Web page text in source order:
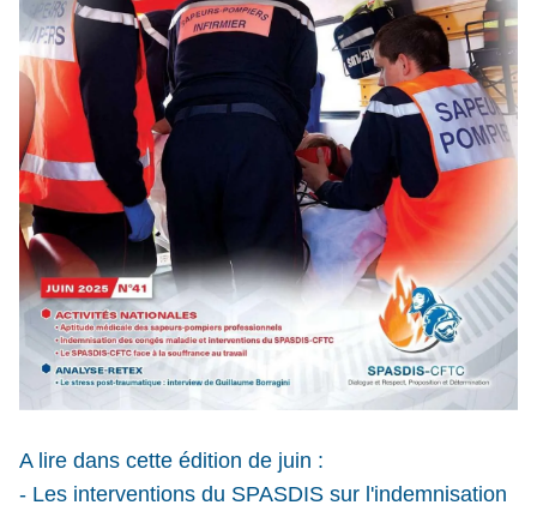
A lire dans cette édition de juin :
- Les interventions du SPASDIS sur l'indemnisation